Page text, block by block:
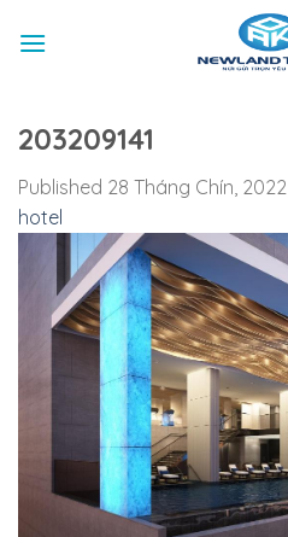
203209141
Published 28 Tháng Chín, 2022
hotel